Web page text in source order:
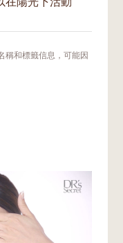
同時使用 嫩白
膚霜T4給肌
滋養與賦活肌
使用，以切換
驟，以達到最
在陽光下活動
富含植物提取
曬。在白天使
稱和標籤信息，可能因